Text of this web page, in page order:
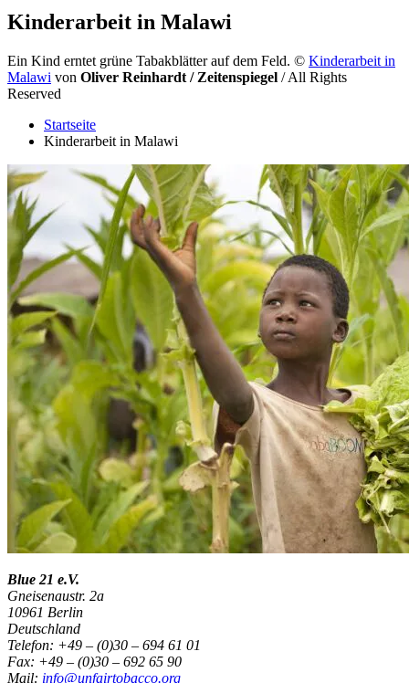
Kinderarbeit in Malawi
Ein Kind erntet grüne Tabakblätter auf dem Feld. © Kinderarbeit in
Malawi von Oliver Reinhardt / Zeitenspiegel / All Rights
Reserved
Startseite
Kinderarbeit in Malawi
Blue 21 e.V.
Gneisenaustr. 2a
10961 Berlin
Deutschland
Telefon: +49 – (0)30 – 694 61 01
Fax: +49 – (0)30 – 692 65 90
Mail: info@unfairtobacco.org